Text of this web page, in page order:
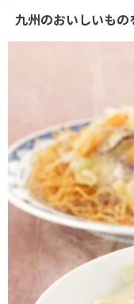
九州のおいしいもの